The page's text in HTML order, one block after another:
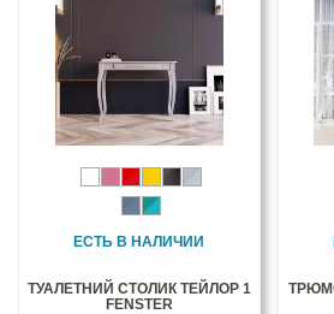
ЕСТЬ В НАЛИЧИИ
ТУАЛЕТНИЙ СТОЛИК ТЕЙЛОР 1
FENSTER